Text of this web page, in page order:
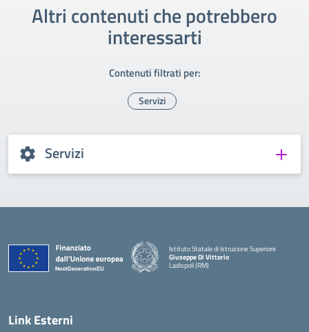
Altri contenuti che potrebbero
interessarti
Contenuti filtrati per:
Servizi
Servizi
Istituto Statale di Istruzione Superiore
Giuseppe Di Vittorio
Ladispoli (RM)
Link Esterni